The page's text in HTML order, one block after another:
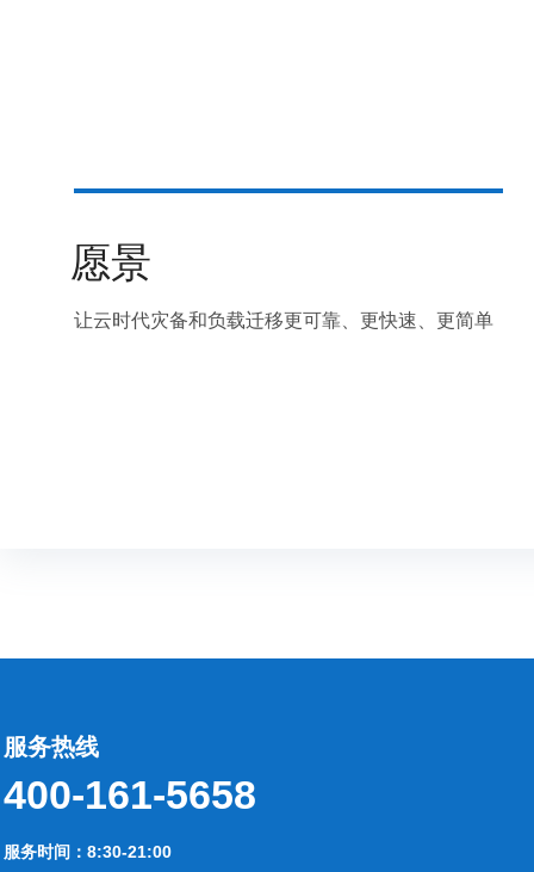
愿景
让云时代灾备和负载迁移更可靠、更快速、更简单
服务热线
400-161-5658
服务时间：8:30-21:00